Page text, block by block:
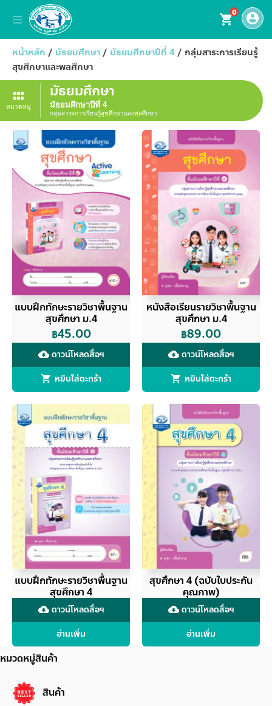
account_circle
shopping_cart0
หน้าหลัก / มัธยมศึกษา/ มัธยมศึกษาปีที่ 4/ กลุ่มสาระการเรียนรู้
สุขศึกษาและพลศึกษา
หมวดหมู่
มัธยมศึกษา
มัธยมศึกษาปีที่ 4
กลุ่มสาระการเรียนรู้สุขศึกษาและพลศึกษา
แบบฝึกทักษะรายวิชาพื้นฐาน
สุขศึกษา ม.4
฿45.00
cloud_downloadดาวน์โหลดสื่อฯ
หยิบใส่ตะกร้า
หนังสือเรียนรายวิชาพื้นฐาน
สุขศึกษา ม.4
฿89.00
cloud_downloadดาวน์โหลดสื่อฯ
หยิบใส่ตะกร้า
แบบฝึกทักษะรายวิชาพื้นฐาน
สุขศึกษา 4
cloud_downloadดาวน์โหลดสื่อฯ
อ่านเพิ่ม
สุขศึกษา 4 (ฉบับใบประกัน
คุณภาพ)
cloud_downloadดาวน์โหลดสื่อฯ
อ่านเพิ่ม
หมวดหมู่สินค้า
สินค้า